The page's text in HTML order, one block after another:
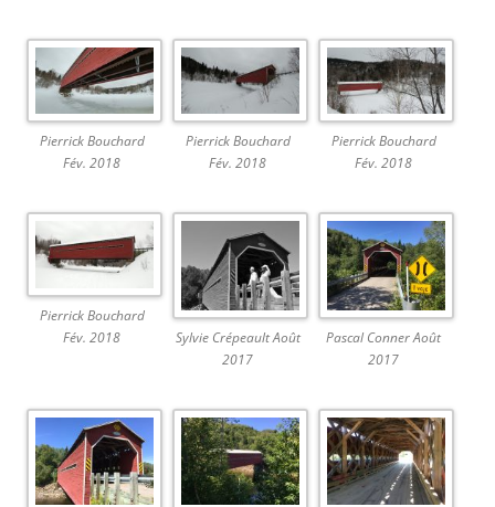
Pierrick Bouchard
Fév. 2018
Pierrick Bouchard
Fév. 2018
Pierrick Bouchard
Fév. 2018
Pierrick Bouchard
Fév. 2018
Sylvie Crépeault Août
2017
Pascal Conner Août
2017